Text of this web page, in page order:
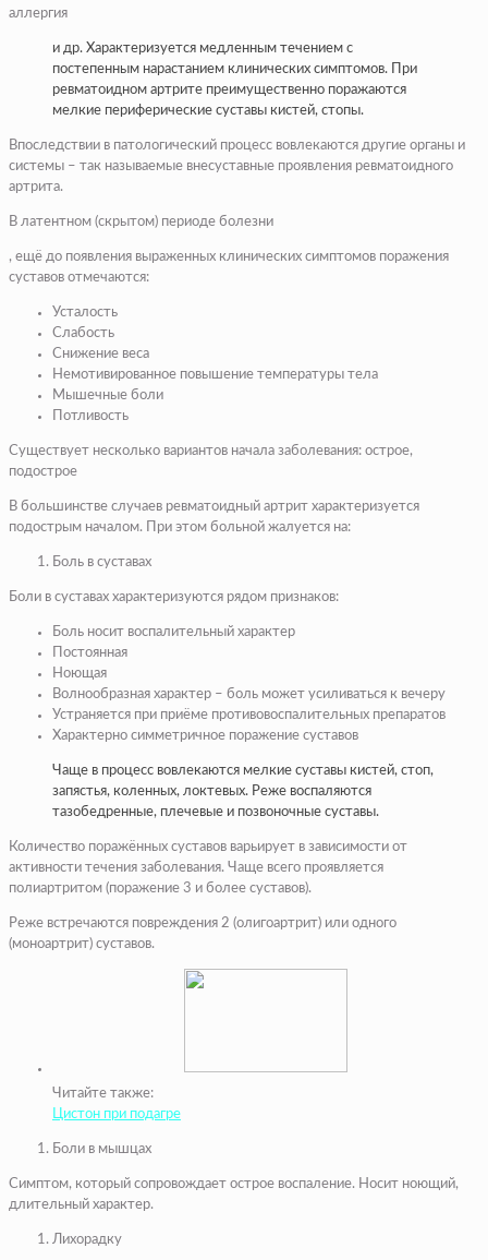
аллергия
и др. Характеризуется медленным течением с
постепенным нарастанием клинических симптомов. При
ревматоидном артрите преимущественно поражаются
мелкие периферические суставы кистей, стопы.
Впоследствии в патологический процесс вовлекаются другие органы и
системы – так называемые внесуставные проявления ревматоидного
артрита.
В латентном (скрытом) периоде болезни
, ещё до появления выраженных клинических симптомов поражения
суставов отмечаются:
Усталость
Слабость
Снижение веса
Немотивированное повышение температуры тела
Мышечные боли
Потливость
Существует несколько вариантов начала заболевания: острое,
подострое
В большинстве случаев ревматоидный артрит характеризуется
подострым началом. При этом больной жалуется на:
Боль в суставах
Боли в суставах характеризуются рядом признаков:
Боль носит воспалительный характер
Постоянная
Ноющая
Волнообразная характер – боль может усиливаться к вечеру
Устраняется при приёме противовоспалительных препаратов
Характерно симметричное поражение суставов
Чаще в процесс вовлекаются мелкие суставы кистей, стоп,
запястья, коленных, локтевых. Реже воспаляются
тазобедренные, плечевые и позвоночные суставы.
Количество поражённых суставов варьирует в зависимости от
активности течения заболевания. Чаще всего проявляется
полиартритом (поражение 3 и более суставов).
Реже встречаются повреждения 2 (олигоартрит) или одного
(моноартрит) суставов.
Читайте также:
Цистон при подагре
Боли в мышцах
Симптом, который сопровождает острое воспаление. Носит ноющий,
длительный характер.
Лихорадку